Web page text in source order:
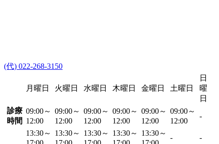
(代) 022-268-3150
月曜日 火曜日 水曜日 木曜日 金曜日 土曜日
日
曜
日
診療
時間
09:00～
12:00
09:00～
12:00
09:00～
12:00
09:00～
12:00
09:00～
12:00
09:00～
12:00
-
13:30～
13:30～
13:30～
13:30～
13:30～
- -